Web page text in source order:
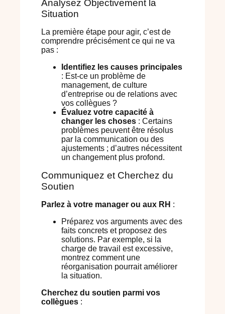
Analysez Objectivement la
Situation
La première étape pour agir, c’est de
comprendre précisément ce qui ne va
pas :
Identifiez les causes principales
: Est-ce un problème de
management, de culture
d’entreprise ou de relations avec
vos collègues ?
Évaluez votre capacité à
changer les choses : Certains
problèmes peuvent être résolus
par la communication ou des
ajustements ; d’autres nécessitent
un changement plus profond.
Communiquez et Cherchez du
Soutien
Parlez à votre manager ou aux RH :
Préparez vos arguments avec des
faits concrets et proposez des
solutions. Par exemple, si la
charge de travail est excessive,
montrez comment une
réorganisation pourrait améliorer
la situation.
Cherchez du soutien parmi vos
collègues :